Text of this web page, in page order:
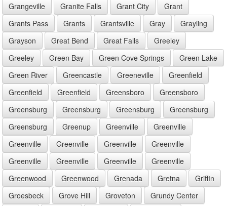
Grangeville
Granite Falls Grant City
Grant
Grants Pass
Grants Grantsville Gray
Grayling
Grayson
Great Bend Great Falls
Greeley
Greeley
Green Bay Green Cove Springs
Green Lake
Green River
Greencastle Greeneville
Greenfield
Greenfield
Greenfield Greensboro
Greensboro
Greensburg
Greensburg Greensburg
Greensburg
Greensburg
Greenup Greenville
Greenville
Greenville
Greenville Greenville
Greenville
Greenville
Greenville Greenville
Greenville
Greenwood
Greenwood Grenada Gretna
Griffin
Groesbeck
Grove Hill Groveton
Grundy Center